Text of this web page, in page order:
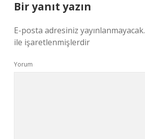
Bir yanıt yazın
E-posta adresiniz yayınlanmayacak.
ile işaretlenmişlerdir
Yorum